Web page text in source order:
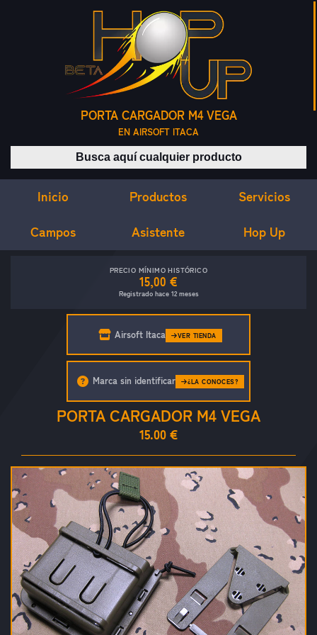
PORTA CARGADOR M4 VEGA
EN AIRSOFT ITACA
Buscar productos
Inicio Productos Servicios
Campos Asistente Hop Up
PRECIO MÍNIMO HISTÓRICO
15,00 €
Registrado hace 12 meses
Airsoft Itaca VER TIENDA
PORTA CARGADOR M4 VEGA
15.00 €
Marca sin identificar ¿LA CONOCES?